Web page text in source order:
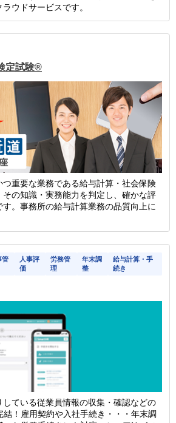
ウドサービスです。
定試験®
重要な業務である給与計算・社会保険
の知識・実務能力を判定し、確かな評
。事務所の給与計算業務の品質向上に
管
人事評
価
労務管
理
年末調
整
給与計算・手
続き
ている従業員情報の収集・確認などの
！雇用契約や入社手続き・・・年末調